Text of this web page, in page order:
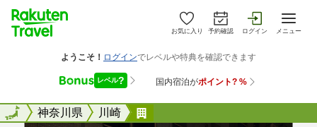
お気に入り 予約確認 ログイン メニュー
全国神奈川県 川崎
全国